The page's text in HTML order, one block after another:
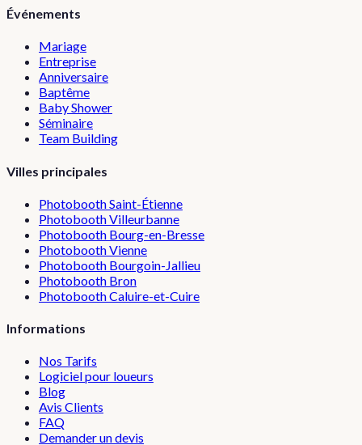
Événements
Mariage
Entreprise
Anniversaire
Baptême
Baby Shower
Séminaire
Team Building
Villes principales
PhotoboothSaint-Étienne
PhotoboothVilleurbanne
Photobooth Bourg-en-Bresse
PhotoboothVienne
Photobooth Bourgoin-Jallieu
Photobooth Bron
PhotoboothCaluire-et-Cuire
Informations
Nos Tarifs
Logiciel pour loueurs
Blog
Avis Clients
FAQ
Demander un devis